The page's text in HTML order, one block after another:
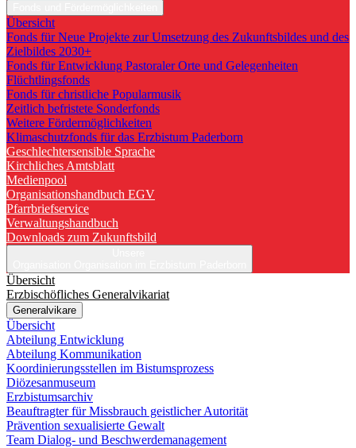
Übersicht
Fonds für Neue Projekte zur Umsetzung des Zukunftsbildes und des
Zielbildes 2030+
Fonds für Entwicklung Pastoraler Orte und Gelegenheiten
Flüchtlingsfonds
Fonds für christliche Popularmusik
Zeitlich befristete Sonderfonds
Weitere Fördermöglichkeiten
Klimaschutzfonds für das Erzbistum Paderborn
Geschlechtersensible Sprache
Kirchliches Amtsblatt
Medienpool
Organisationshandbuch EGV
Pfarrbriefservice
Verwaltungshandbuch
Downloads zum Zukunftsbild
Übersicht
Erzbischöfliches Generalvikariat
Generalvikare
Übersicht
Abteilung Entwicklung
Abteilung Kommunikation
Koordinierungsstellen im Bistumsprozess
Diözesanmuseum
Erzbistumsarchiv
Beauftragter für Missbrauch geistlicher Autorität
Prävention sexualisierte Gewalt
Team Dialog- und Beschwerdemanagement